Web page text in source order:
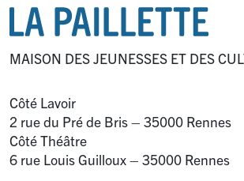
MAISON DES JEUNESSES ET DES
Côté Lavoir
2 rue du Pré de Bris – 35000 Rennes
Côté Théâtre
6 rue Louis Guilloux – 35000 Rennes